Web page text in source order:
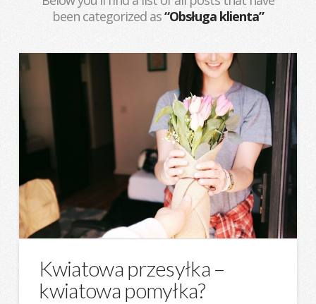
been categorized as“Obsługa klienta”
Kwiatowa przesyłka –
kwiatowa pomyłka?